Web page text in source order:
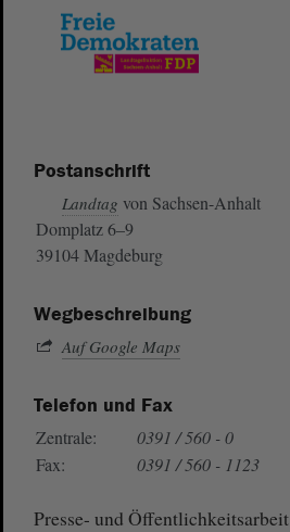
Postanschrift
Landtag von Sachsen-Anhalt
Domplatz 6–9
39104 Magdeburg
Wegbeschreibung
Auf Google Maps
Telefon und Fax
Zentrale:
0391 / 560 - 0
Fax:
0391 / 560 - 1123
Presse- und Öffentlichkeitsarbeit